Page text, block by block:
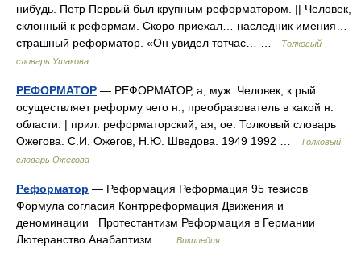
нибудь. Петр Первый был крупным реформатором. || Человек,
склонный к реформам. Скоро приехал… наследник имения…
страшный реформатор. «Он увидел тотчас… …
Толковый
словарь Ушакова
РЕФОРМАТОР — РЕФОРМАТОР, а, муж. Человек, к рый
осуществляет реформу чего н., преобразователь в какой н.
области. | прил. реформаторский, ая, ое. Толковый словарь
Ожегова. С.И. Ожегов, Н.Ю. Шведова. 1949 1992 …
Толковый
словарь Ожегова
Реформатор — Реформация Реформация 95 тезисов
Формула согласия Контрреформация Движения и
деноминации Протестантизм Реформация в Германии
Лютеранство Анабаптизм …
Википедия